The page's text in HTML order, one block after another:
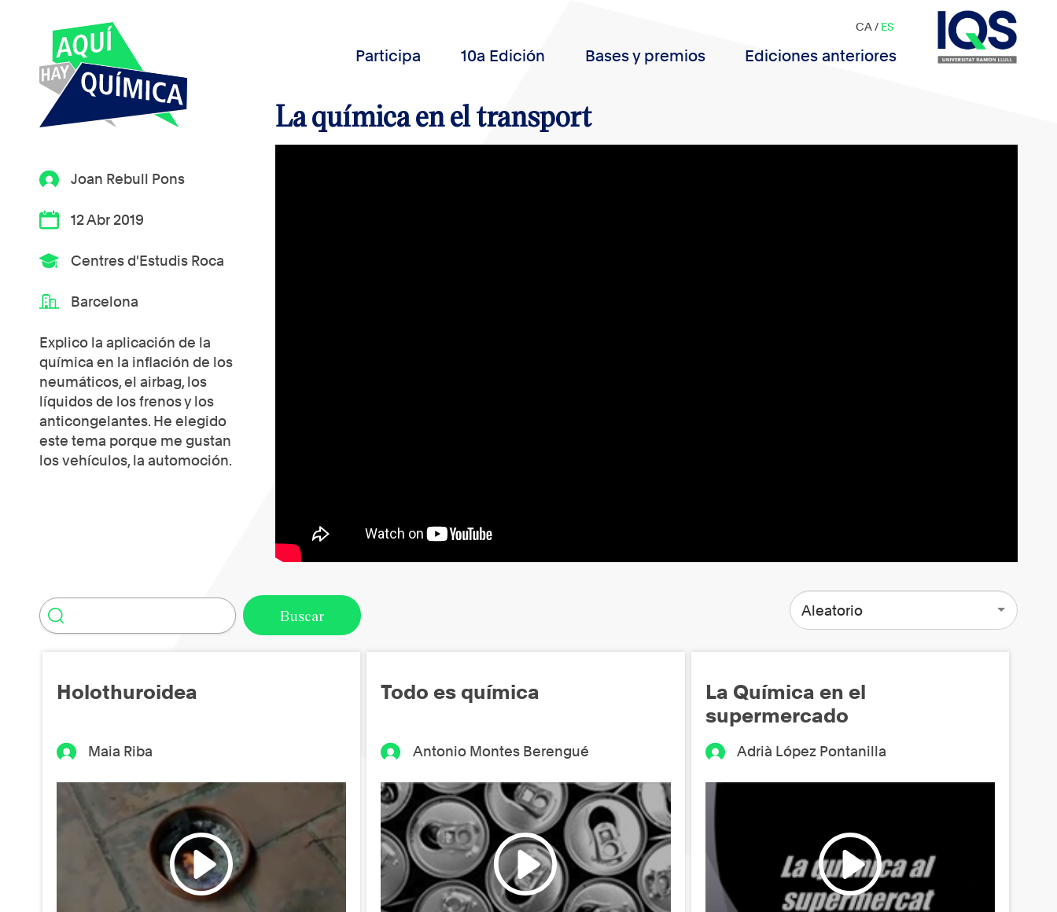
Participa 10a Edición Bases y premios Ediciones anteriores
CA/ ES
Joan Rebull Pons
12 Abr 2019
Centres d'Estudis Roca
Barcelona
Explico la aplicación de la
química en la inflación de los
neumáticos, el airbag, los
líquidos de los frenos y los
anticongelantes. He elegido
este tema porque me gustan
los vehículos, la automoción.
La química en el transport
Aleatorio
Holothuroidea
Maia Riba
Todo es química
Antonio Montes Berengué
La Química en el
supermercado
Adrià López Pontanilla